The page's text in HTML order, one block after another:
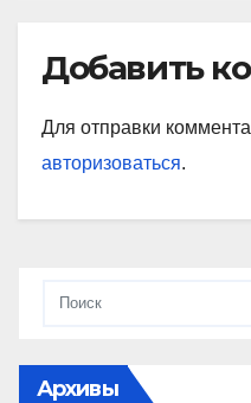
Добавить
Для отправки
авторизоваться.
Архивы